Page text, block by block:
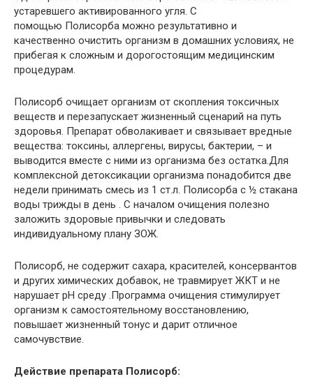
устаревшего активированного угля. С
помощью Полисорба можно результативно и
качественно очистить организм в домашних условиях, не
прибегая к сложным и дорогостоящим медицинским
процедурам.
Полисорб очищает организм от скопления токсичных
веществ и перезапускает жизненный сценарий на путь
здоровья. Препарат обволакивает и связывает вредные
вещества: токсины, аллергены, вирусы, бактерии, – и
выводится вместе с ними из организма без остатка.Для
комплексной детоксикации организма понадобится две
недели принимать смесь из 1 ст.л. Полисорба с ½ стакана
воды трижды в день . С началом очищения полезно
заложить здоровые привычки и следовать
индивидуальному плану ЗОЖ.
Полисорб, не содержит сахара, красителей, консервантов
и других химических добавок, не травмирует ЖКТ и не
нарушает pH среду .Программа очищения стимулирует
организм к самостоятельному восстановлению,
повышает жизненный тонус и дарит отличное
самочувствие.
Действие препарата Полисорб: